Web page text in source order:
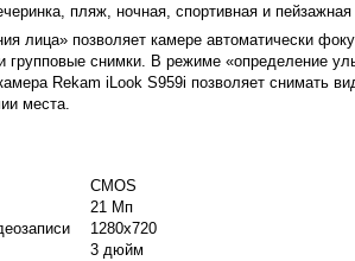
пляж, ночная, спортивная и
лица» позволяет камере автоматически
групповые снимки. В режиме «определение
Rekam iLook S959i позволяет снимать
места.
CMOS
21 Мп
1280x720
3 дюйм